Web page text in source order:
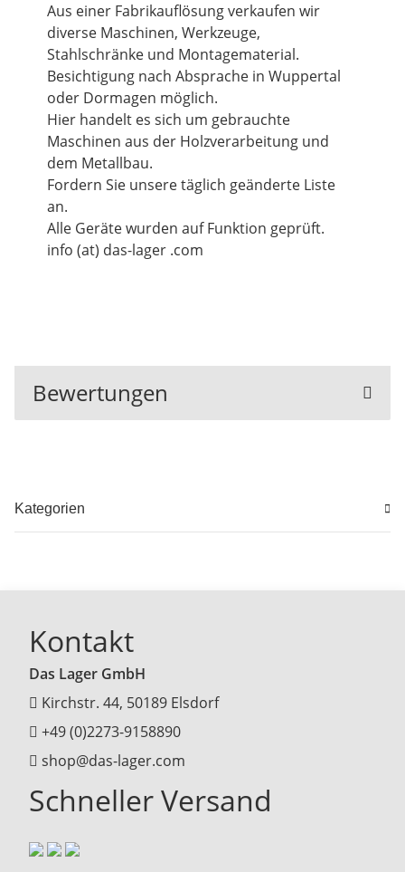
Aus einer Fabrikauflösung verkaufen wir
diverse Maschinen, Werkzeuge,
Stahlschränke und Montagematerial.
Besichtigung nach Absprache in Wuppertal
oder Dormagen möglich.
Hier handelt es sich um gebrauchte
Maschinen aus der Holzverarbeitung und
dem Metallbau.
Fordern Sie unsere täglich geänderte Liste
an.
Alle Geräte wurden auf Funktion geprüft.
info (at) das-lager .com
Bewertungen
Kategorien
Kontakt
Das Lager GmbH
Kirchstr. 44, 50189 Elsdorf
+49 (0)2273-9158890
shop@das-lager.com
Schneller Versand